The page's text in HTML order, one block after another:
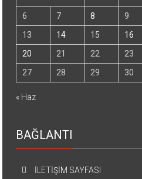
6
7 8 9
13
14 15 16
20
21 22 23
27
28 29 30
« Haz
BAĞLANTI
İLETİŞİM SAYFASI